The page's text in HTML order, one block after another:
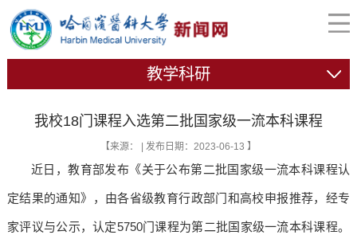
教学科研
我校18门课程入选第二批国家级一流本科课程
【来源： | 发布日期：2023-06-13 】
近日，教育部发布《关于公布第二批国家级一流本科课程认
定结果的通知》，由各省级教育行政部门和高校申报推荐，经专
家评议与公示，认定5750门课程为第二批国家级一流本科课程。